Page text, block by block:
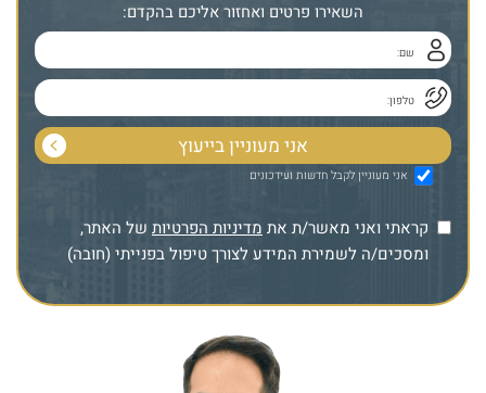
השאירו פרטים ואחזור אליכם בהקדם:
אני מעוניין לקבל חדשות ועידכונים
קראתי ואני מאשר/ת את מדיניות הפרטיות של האתר,
ומסכים/ה לשמירת המידע לצורך טיפול בפנייתי (חובה)